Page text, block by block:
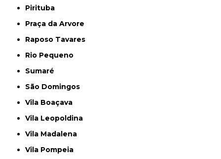
Pirituba
Praça da Arvore
Raposo Tavares
Rio Pequeno
Sumaré
São Domingos
Vila Boaçava
Vila Leopoldina
Vila Madalena
Vila Pompeia